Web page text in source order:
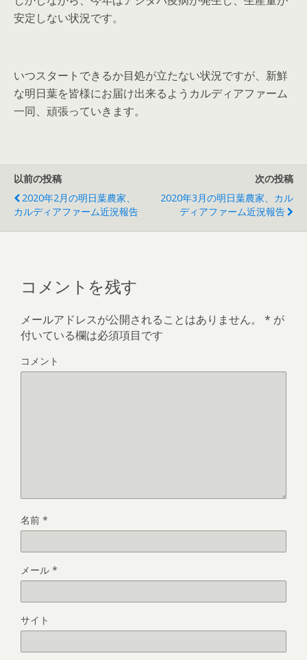
安定しない状況です。
いつスタートできるか目処が立たない状況ですが、新鮮
な明日葉を皆様にお届け出来るようカルディアファーム
一同、頑張っていきます。
以前の投稿
2020年2月の明日葉農家、
カルディアファーム近況報告
次の投稿
2020年3月の明日葉農家、カル
ディアファーム近況報告
コメントを残す
メールアドレスが公開されることはありません。 * が
付いている欄は必須項目です
コメント
名前 *
メール *
サイト